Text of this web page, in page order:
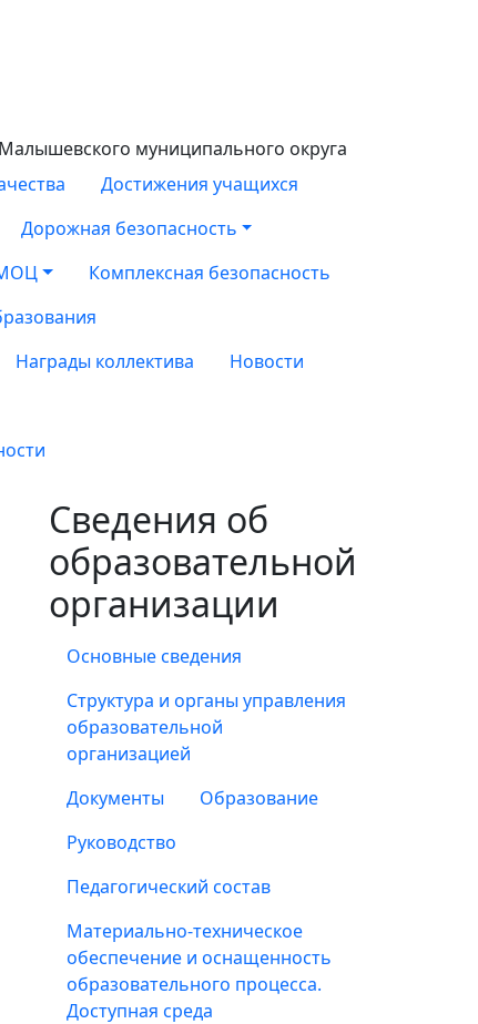
муниципального округа
Достижения учащихся
Дорожная безопасность
Комплексная безопасность
Награды коллектива
Новости
Сведения об
образовательной
организации
Основные сведения
Структура и органы управления
образовательной
организацией
Документы
Образование
Руководство
Педагогический состав
Материально-техническое
обеспечение и оснащенность
образовательного процесса.
Доступная среда